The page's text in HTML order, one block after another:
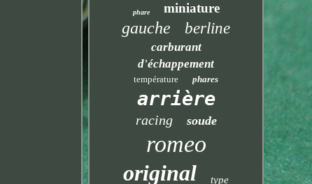
phare miniature
gauche berline
carburant
d'échappement
température phares
arrière
racing soude
romeo
original type